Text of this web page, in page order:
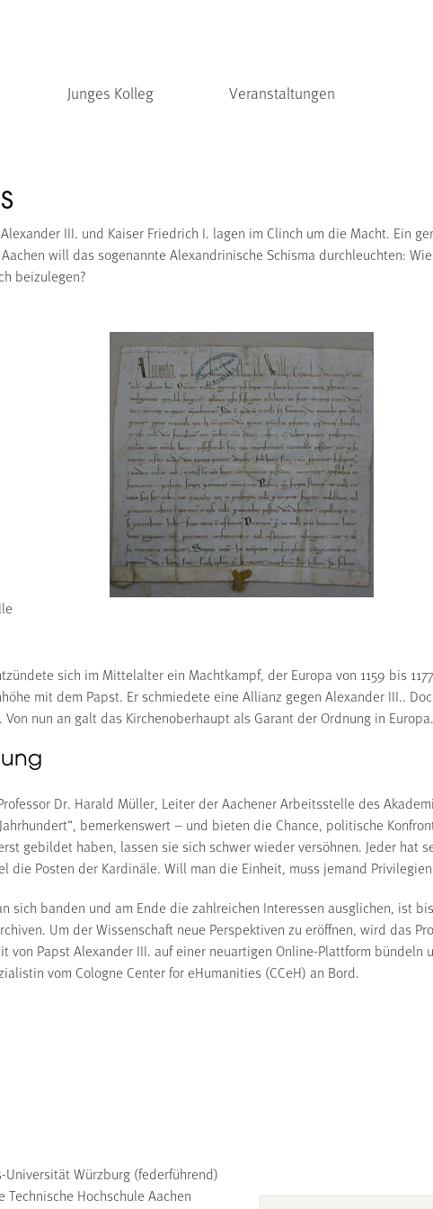
Junges Kolleg Veranstaltungen
III. und Kaiser Friedrich I. lagen im Clinch um die Macht. Ein
will das sogenannte Alexandrinische Schisma durchleuchten:
beizulegen?
sich im Mittelalter ein Machtkampf, der Europa von 1159 bis
mit dem Papst. Er schmiedete eine Allianz gegen Alexander III..
nun an galt das Kirchenoberhaupt als Garant der Ordnung in Europa.
Dr. Harald Müller, Leiter der Aachener Arbeitsstelle des
bemerkenswert – und bieten die Chance, politische
gebildet haben, lassen sie sich schwer wieder versöhnen. Jeder hat
Posten der Kardinäle. Will man die Einheit, muss jemand
sich banden und am Ende die zahlreichen Interessen ausglichen, ist
Um der Wissenschaft neue Perspektiven zu eröffnen, wird das
von Papst Alexander III. auf einer neuartigen Online-Plattform bündeln
vom Cologne Center for eHumanities (CCeH) an Bord.
Würzburg (federführend)
Hochschule Aachen